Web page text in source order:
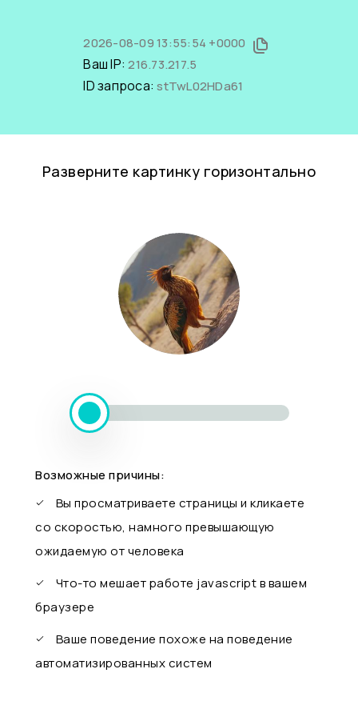
2026-08-09 13:55:54 +0000
Ваш IP:216.73.217.5
ID запроса:stTwL02HDa61
Разверните картинку горизонтально
Возможные причины:
Вы просматриваете страницы и кликаете
со скоростью, намного превышающую
ожидаемую от человека
Что-то мешает работе javascript в вашем
браузере
Ваше поведение похоже на поведение
автоматизированных систем